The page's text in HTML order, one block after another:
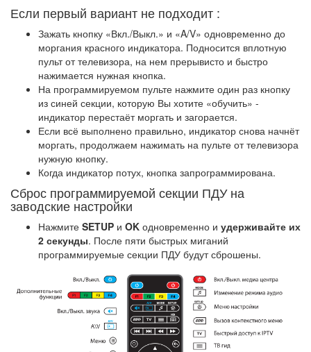
Если первый вариант не подходит :
Зажать кнопку «Вкл./Выкл.» и «A/V» одновременно до
моргания красного индикатора. Подносится вплотную
пульт от телевизора, на нем прерывисто и быстро
нажимается нужная кнопка.
На программируемом пульте нажмите один раз кнопку
из синей секции, которую Вы хотите «обучить» -
индикатор перестаёт моргать и загорается.
Если всё выполнено правильно, индикатор снова начнёт
моргать, продолжаем нажимать на пульте от телевизора
нужную кнопку.
Когда индикатор потух, кнопка запрограммирована.
Сброс программируемой секции ПДУ на
заводские настройки
Нажмите SETUP и OK одновременно и удерживайте их
2 секунды. После пяти быстрых миганий
программируемые секции ПДУ будут сброшены.